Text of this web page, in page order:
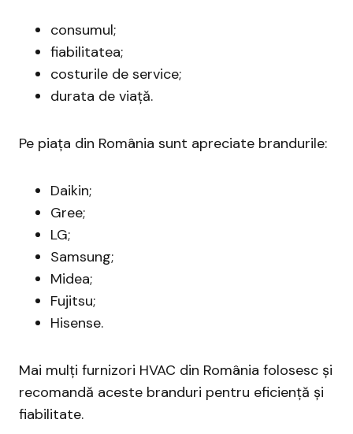
consumul;
fiabilitatea;
costurile de service;
durata de viață.
Pe piața din România sunt apreciate brandurile:
Daikin;
Gree;
LG;
Samsung;
Midea;
Fujitsu;
Hisense.
Mai mulți furnizori HVAC din România folosesc și
recomandă aceste branduri pentru eficiență și
fiabilitate.